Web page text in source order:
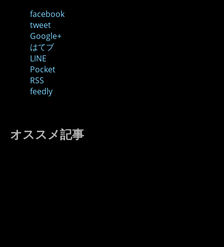
facebook
tweet
Google+
はてブ
LINE
Pocket
RSS
feedly
オススメ記事